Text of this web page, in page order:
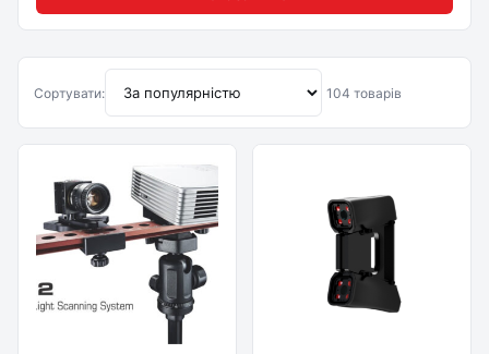
Сортувати: 104 товарів